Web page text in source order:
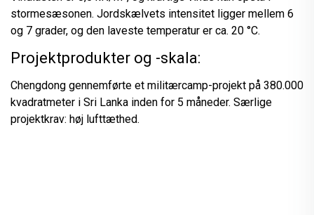
stormesæsonen. Jordskælvets intensitet ligger mellem 6
og 7 grader, og den laveste temperatur er ca. 20 °C.
Projektprodukter og -skala:
Chengdong gennemførte et militærcamp-projekt på 380.000
kvadratmeter i Sri Lanka inden for 5 måneder. Særlige
projektkrav: høj lufttæthed.